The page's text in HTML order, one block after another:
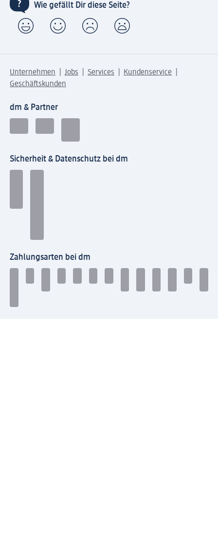
Wie gefällt Dir diese Seite?
Unternehmen Jobs Services
Kundenservice
Geschäftskunden
dm & Partner
Sicherheit & Datenschutz bei dm
Zahlungsarten bei dm